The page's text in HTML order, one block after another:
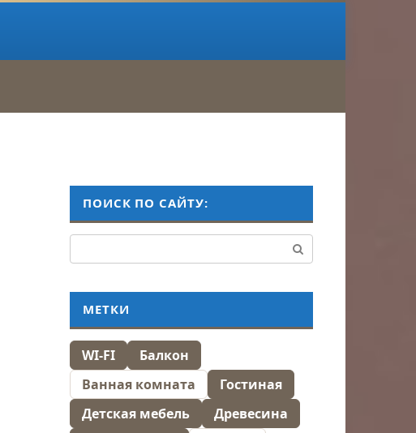
ПОИСК ПО САЙТУ:
МЕТКИ
WI-FI
Балкон
Ванная комната
Гостиная
Детская мебель
Древесина